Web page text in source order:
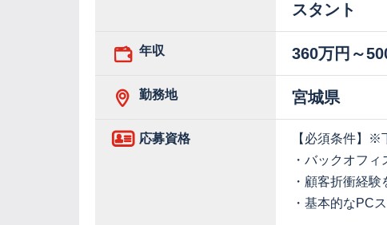
スタント
年収 360万円～
勤務地 宮城県
応募資格
【必須条件】※
・バックオフ
・顧客折衝経
・基本的なPC